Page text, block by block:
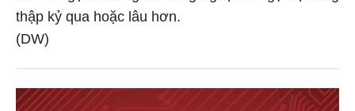
thập kỷ qua hoặc lâu hơn.
(DW)